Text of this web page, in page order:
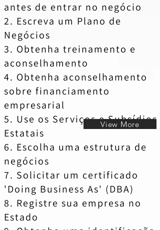
antes de entrar no negócio
2. Escreva um Plano de
Negócios
3. Obtenha treinamento e
aconselhamento
4. Obtenha aconselhamento
sobre financiamento
empresarial
5. Use os Serviços e Subsídios
Estatais
6. Escolha uma estrutura de
negócios
7. Solicitar um certificado
'Doing Business As' (DBA)
8. Registre sua empresa no
Estado
View More